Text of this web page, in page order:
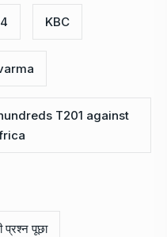
KBC
T201 against
प्रश्न पूछा